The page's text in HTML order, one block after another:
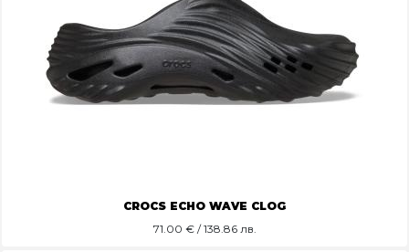
CROCS ECHO WAVE CLOG
71.00 € / 138.86 лв.